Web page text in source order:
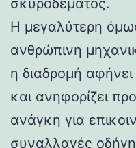
Η μεγαλύτερη
ανθρώπινη
η διαδρομή
και ανηφορίζει
ανάγκη για
συναλλαγές